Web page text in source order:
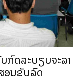
ກົດລະບຽບຈະລາ
ອນຂັບລົດ